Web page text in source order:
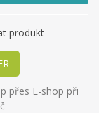
produkt
přes E-shop při